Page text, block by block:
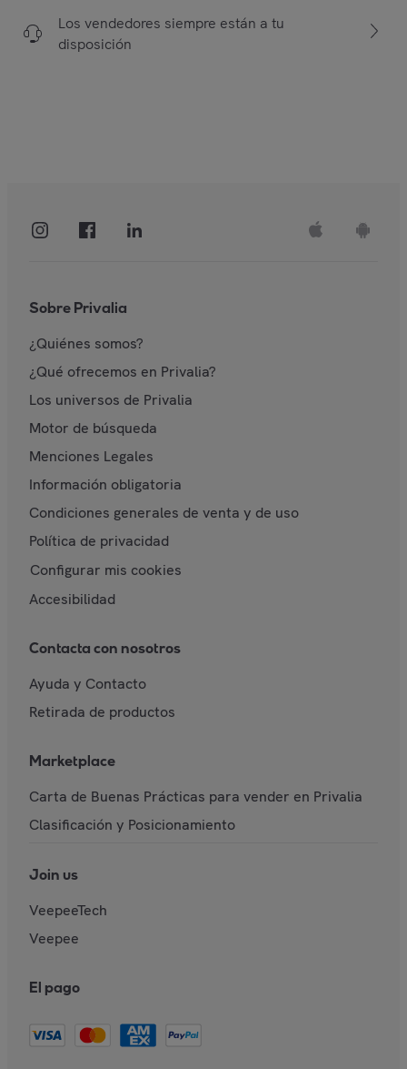
Los vendedores siempre están a tu
disposición
Sobre Privalia
¿Quiénes somos?
¿Qué ofrecemos en Privalia?
Los universos de Privalia
Motor de búsqueda
Menciones Legales
Información obligatoria
Condiciones generales de venta y de uso
Política de privacidad
Configurar mis cookies
Accesibilidad
Contacta con nosotros
Ayuda y Contacto
Retirada de productos
Marketplace
Carta de Buenas Prácticas para vender en Privalia
Clasificación y Posicionamiento
Join us
VeepeeTech
Veepee
El pago